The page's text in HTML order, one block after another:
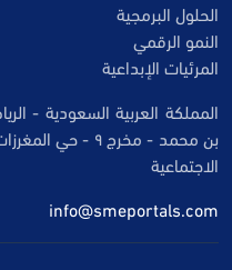
الحلول البرمجية
النمو الرقمي
المرئيات الإبداعية
المملكة العربية السعودية -
بن محمد - مخرج ٩ -
الاجتماعية
info@smeportals.com